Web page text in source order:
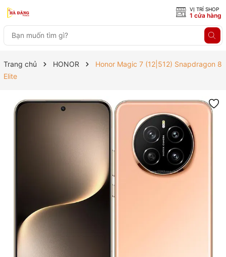
VỊ TRÍ SHOP
1 cửa hàng
Trang chủ HONOR
Honor Magic 7 (12|512) Snapdragon 8
Elite